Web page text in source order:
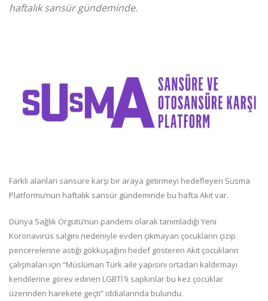
haftalık sansür gündeminde.
Farklı alanları sansüre karşı bir araya getirmeyi hedefleyen Susma
Platformu’nun haftalık sansür gündeminde bu hafta Akit var.
Dünya Sağlık Örgütü’nün pandemi olarak tanımladığı Yeni
Koronavirüs salgını nedeniyle evden çıkmayan çocukların çizip
pencerelerine astığı gökkuşağını hedef gösteren Akit çocukların
çalışmaları için “Müslüman Türk aile yapısını ortadan kaldırmayı
kendilerine görev edinen LGBTİ'li sapkınlar bu kez çocuklar
üzerinden harekete geçti” iddialarında bulundu.